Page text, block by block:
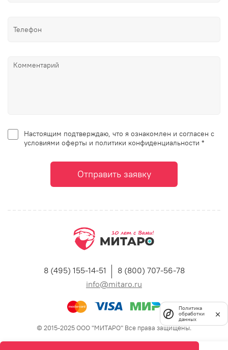
Настоящим подтверждаю, что я ознакомлен и согласен с
условиями оферты и политики конфиденциальности *
Отправить заявку
8 (495) 155-14-51
8 (800) 707-56-78
info@mitaro.ru
© 2015-2025 ООО "МИТАРО" Все права защищены.
Политика
обработки
данных